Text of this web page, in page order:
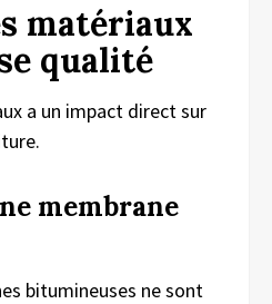
matériaux
qualité
a un impact direct sur
membrane
bitumineuses ne sont